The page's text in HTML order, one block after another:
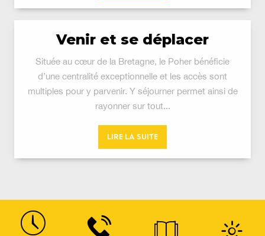
Venir et se déplacer
Située au cœur de la Bretagne, le Poher bénéficie
d’une centralité exceptionnelle et les accès sont
multiples pour y parvenir. Y séjourner permet ainsi de
rayonner sur tout...
LIRE LA SUITE